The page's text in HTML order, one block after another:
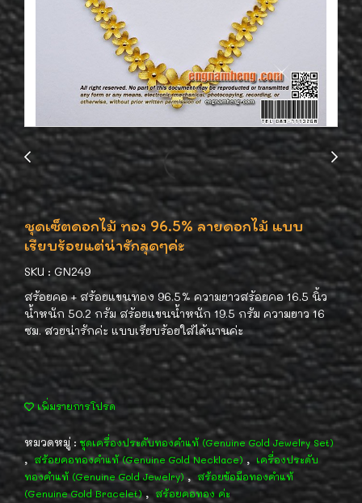
ชุดเซ็ตดอกไม้ ทอง 96.5% ลายดอกไม้ แบบ
เรียบร้อยแต่น่ารักสุดๆค่ะ
SKU : GN249
สร้อยคอ + สร้อยแขนทอง 96.5% ความยาวสร้อยคอ 16.5 นิ้ว
น้ำหนัก 50.2 กรัม สร้อยแขนน้ำหนัก 19.5 กรัม ความยาว 16
ซม. สวยน่ารักค่ะ แบบเรียบร้อยใส่ได้นานค่ะ
เพิ่มรายการโปรด
หมวดหมู่ : ชุดเครื่องประดับทองคำแท้ (Genuine Gold Jewelry Set)
, สร้อยคอทองคำแท้ (Genuine Gold Necklace) , เครื่องประดับ
ทองคำแท้ (Genuine Gold Jewelry) , สร้อยข้อมือทองคำแท้
(Genuine Gold Bracelet), สร้อยคอทอง ค่ะ